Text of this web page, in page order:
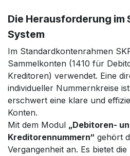
Die Herausforderung
System
Im Standardkontenrahmen
Sammelkonten (1410 für
Kreditoren) verwendet. Eine
individueller Nummernkreise
erschwert eine klare und
Konten.
Mit dem Modul „Debitoren-
Kreditorennummern“ gehört
Vergangenheit an. Es bietet